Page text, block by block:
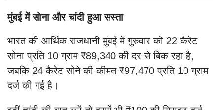
मुंबई में सोना और चांदी हुआ सस्ता
भारत की आर्थिक राजधानी मुंबई में गुरुवार को 22 कैरेट
सोना प्रति 10 ग्राम ₹89,340 की दर से बिक रहा है,
जबकि 24 कैरेट सोने की कीमत ₹97,470 प्रति 10 ग्राम
दर्ज की गई है।